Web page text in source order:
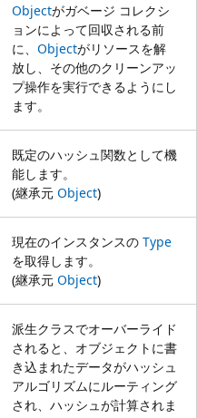
Objectがガベージ コレクシ
ョンによって回収される前
に、 Objectがリソースを解
放し、その他のクリーンアッ
プ操作を実行できるようにし
ます。
既定のハッシュ関数として機
能します。
(継承元 Object)
現在のインスタンスの Type
を取得します。
(継承元 Object)
派生クラスでオーバーライド
されると、オブジェクトに書
き込まれたデータがハッシュ
アルゴリズムにルーティング
され、ハッシュが計算されま